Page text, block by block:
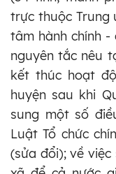
trực thuộc Trung
tâm hành chính -
nguyên tắc nêu
kết thúc hoạt
huyện sau khi
sung một số
Luật Tổ chức
(sửa đổi); về